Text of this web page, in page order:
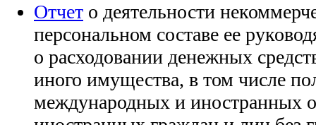
Отчет о деятельности
персональном составе ее
о расходовании денежных
иного имущества, в том числе
международных и иностранных